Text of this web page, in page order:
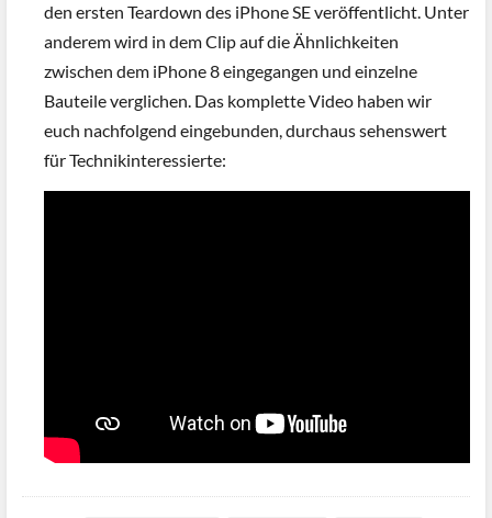
den ersten Teardown des iPhone SE veröffentlicht. Unter
anderem wird in dem Clip auf die Ähnlichkeiten
zwischen dem iPhone 8 eingegangen und einzelne
Bauteile verglichen. Das komplette Video haben wir
euch nachfolgend eingebunden, durchaus sehenswert
für Technikinteressierte: